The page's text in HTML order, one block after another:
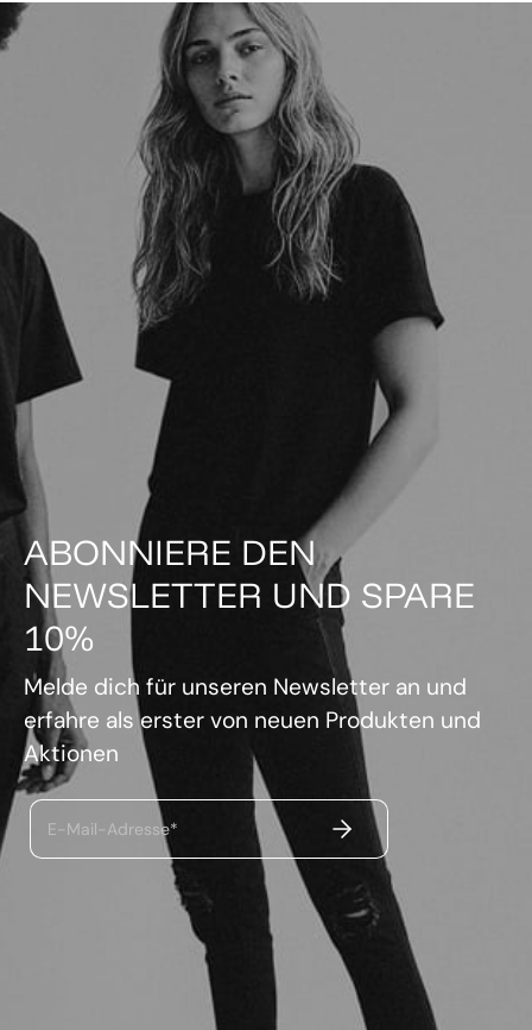
ABONNIERE DEN
NEWSLETTER UND SPARE
10%
Melde dich für unseren Newsletter an und
erfahre als erster von neuen Produkten und
Aktionen
E-Mail-Adresse* ABSENDEN